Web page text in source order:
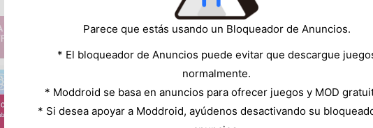
Parece que estás usando un Bloqueador de Anuncios.
* El bloqueador de Anuncios puede evitar que descargue
normalmente.
* Moddroid se basa en anuncios para ofrecer juegos y MOD
* Si desea apoyar a Moddroid, ayúdenos desactivando su